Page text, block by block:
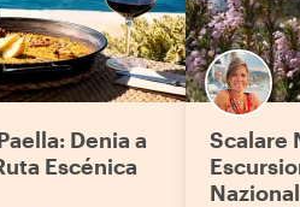
Denia a
Escénica
Scalare